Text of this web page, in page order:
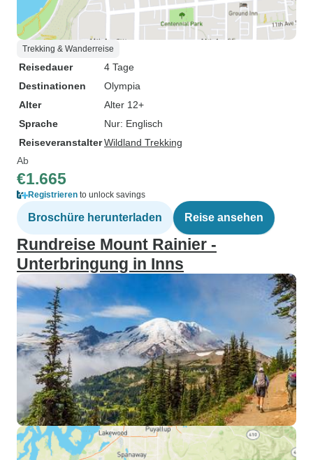
Trekking & Wanderreise
Reisedauer
4 Tage
Destinationen
Olympia
Alter
Alter 12+
Sprache
Nur: Englisch
ReiseveranstalterWildland Trekking
Ab
€1.665
Registrieren to unlock savings
Broschüre herunterladen Reise ansehen
Rundreise Mount Rainier -
Unterbringung in Inns